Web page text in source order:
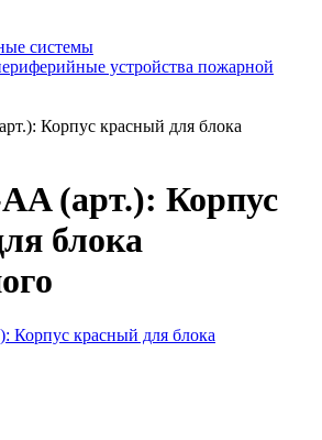
системы
устройства пожарной
Корпус красный для блока
(арт.): Корпус
блока